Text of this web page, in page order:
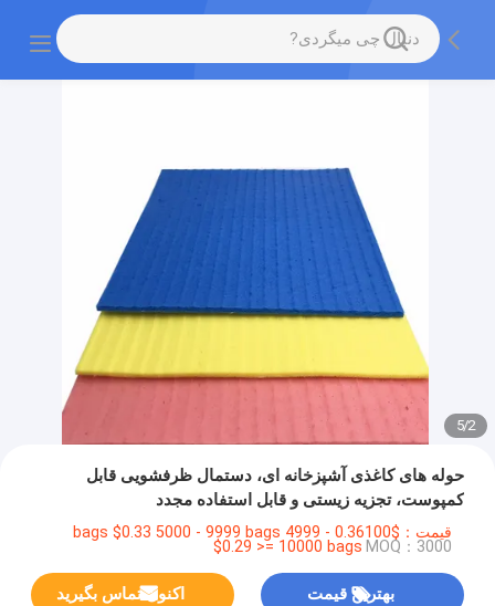
2
/
5
حوله های کاغذی آشپزخانه ای، دستمال ظرفشویی قابل
کمپوست، تجزیه زیستی و قابل استفاده مجدد
قیمت：$0.36100 - 4999 bags $0.33 5000 - 9999 bags
$0.29 >= 10000 bags MOQ：3000
بهترین قیمت اکنون تماس بگیرید